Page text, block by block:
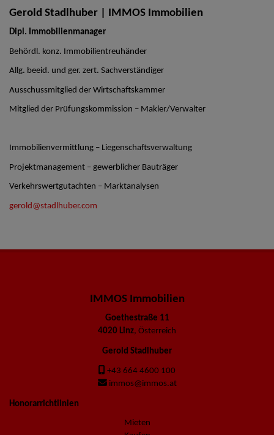
Gerold Stadlhuber | IMMOS Immobilien
Dipl. Immobilienmanager
Behördl. konz. Immobilientreuhänder
Allg. beeid. und ger. zert. Sachverständiger
Ausschussmitglied der Wirtschaftskammer
Mitglied der Prüfungskommission – Makler/Verwalter
Immobilienvermittlung – Liegenschaftsverwaltung
Projektmanagement – gewerblicher Bauträger
Verkehrswertgutachten – Marktanalysen
gerold@stadlhuber.com
IMMOS Immobilien
Goethestraße 11
4020 Linz, Österreich
Gerold Stadlhuber
+43 664 4600 100
immos@immos.at
Honorarrichtlinien
Mieten